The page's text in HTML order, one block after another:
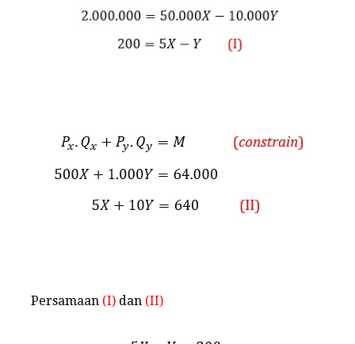
Persamaan (I) dan (II)